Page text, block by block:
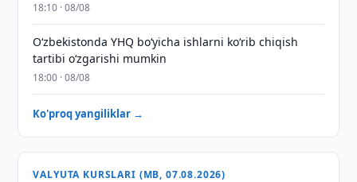
18:10 · 08/08
O‘zbekistonda YHQ bo‘yicha ishlarni ko‘rib chiqish
tartibi o‘zgarishi mumkin
18:00 · 08/08
Ko'proq yangiliklar →
VALYUTA KURSLARI (MB, 07.08.2026)